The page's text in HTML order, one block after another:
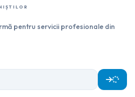
pentru servicii profesionale din